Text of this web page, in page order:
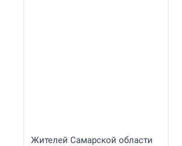
Жителей Самарской области